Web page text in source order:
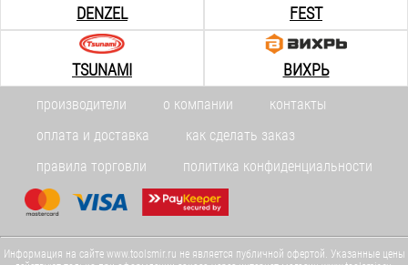
DENZEL FEST
TSUNAMI ВИХРЬ
производители о компании
контакты
оплата и доставка
как сделать заказ
правила торговли
политика конфиденциальности
Информация на сайте www.toolsmir.ru не является публичной офертой. Указанные цены